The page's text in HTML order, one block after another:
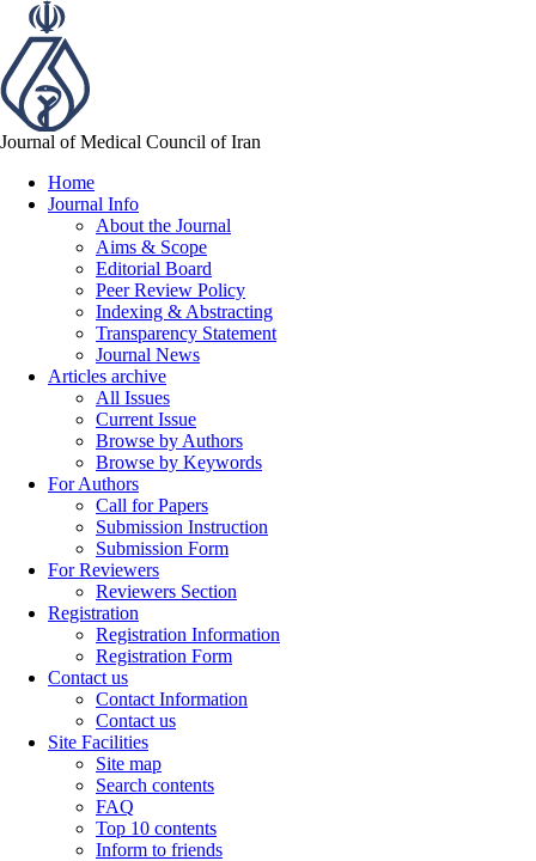
Journal of Medical Council of Iran
Home
Journal Info
About the Journal
Aims & Scope
Editorial Board
Peer Review Policy
Indexing & Abstracting
Transparency Statement
Journal News
Articles archive
All Issues
Current Issue
Browse by Authors
Browse by Keywords
For Authors
Call for Papers
Submission Instruction
Submission Form
For Reviewers
Reviewers Section
Registration
Registration Information
Registration Form
Contact us
Contact Information
Contact us
Site Facilities
Site map
Search contents
FAQ
Top 10 contents
Inform to friends